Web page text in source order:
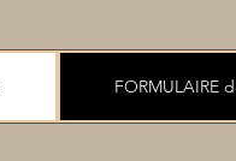
FORMULAIRE